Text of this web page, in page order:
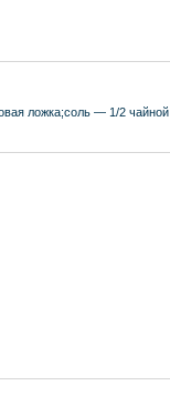
ложка;соль — 1/2 чайной